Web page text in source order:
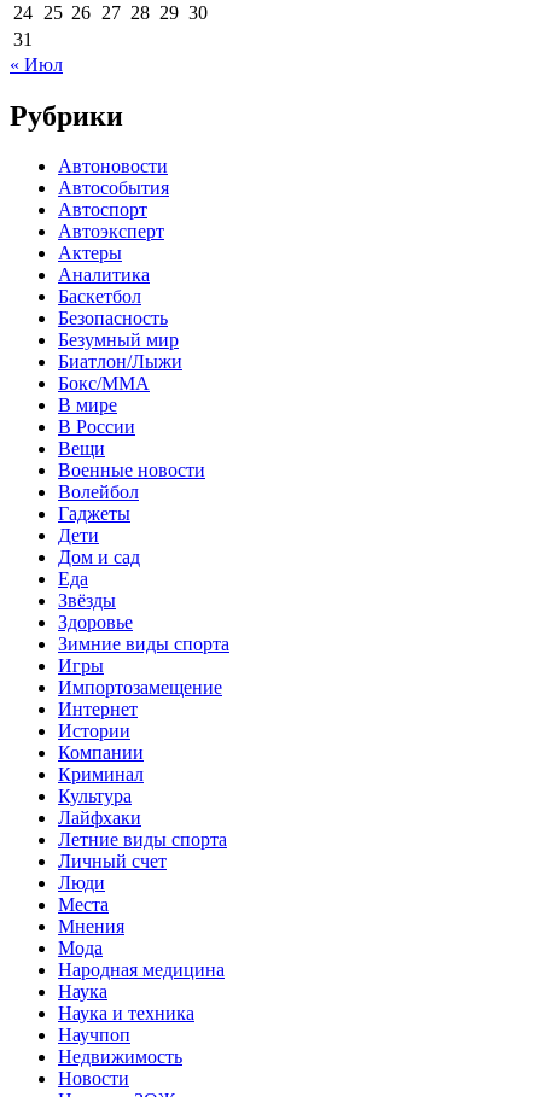
24 25 26 27 28 29 30
31
« Июл
Рубрики
Автоновости
Автособытия
Автоспорт
Автоэксперт
Актеры
Аналитика
Баскетбол
Безопасность
Безумный мир
Биатлон/Лыжи
Бокс/MMA
В мире
В России
Вещи
Военные новости
Волейбол
Гаджеты
Дети
Дом и сад
Еда
Звёзды
Здоровье
Зимние виды спорта
Игры
Импортозамещение
Интернет
Истории
Компании
Криминал
Культура
Лайфхаки
Летние виды спорта
Личный счет
Люди
Места
Мнения
Мода
Народная медицина
Наука
Наука и техника
Научпоп
Недвижимость
Новости